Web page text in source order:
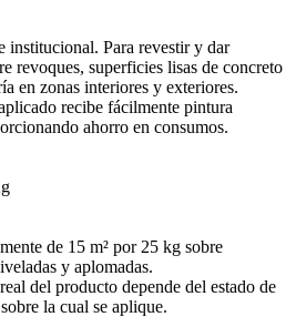
institucional. Para revestir y dar
revoques, superficies lisas de concreto
en zonas interiores y exteriores.
recibe fácilmente pintura
ahorro en consumos.
de 15 m² por 25 kg sobre
y aplomadas.
del producto depende del estado de
la cual se aplique.